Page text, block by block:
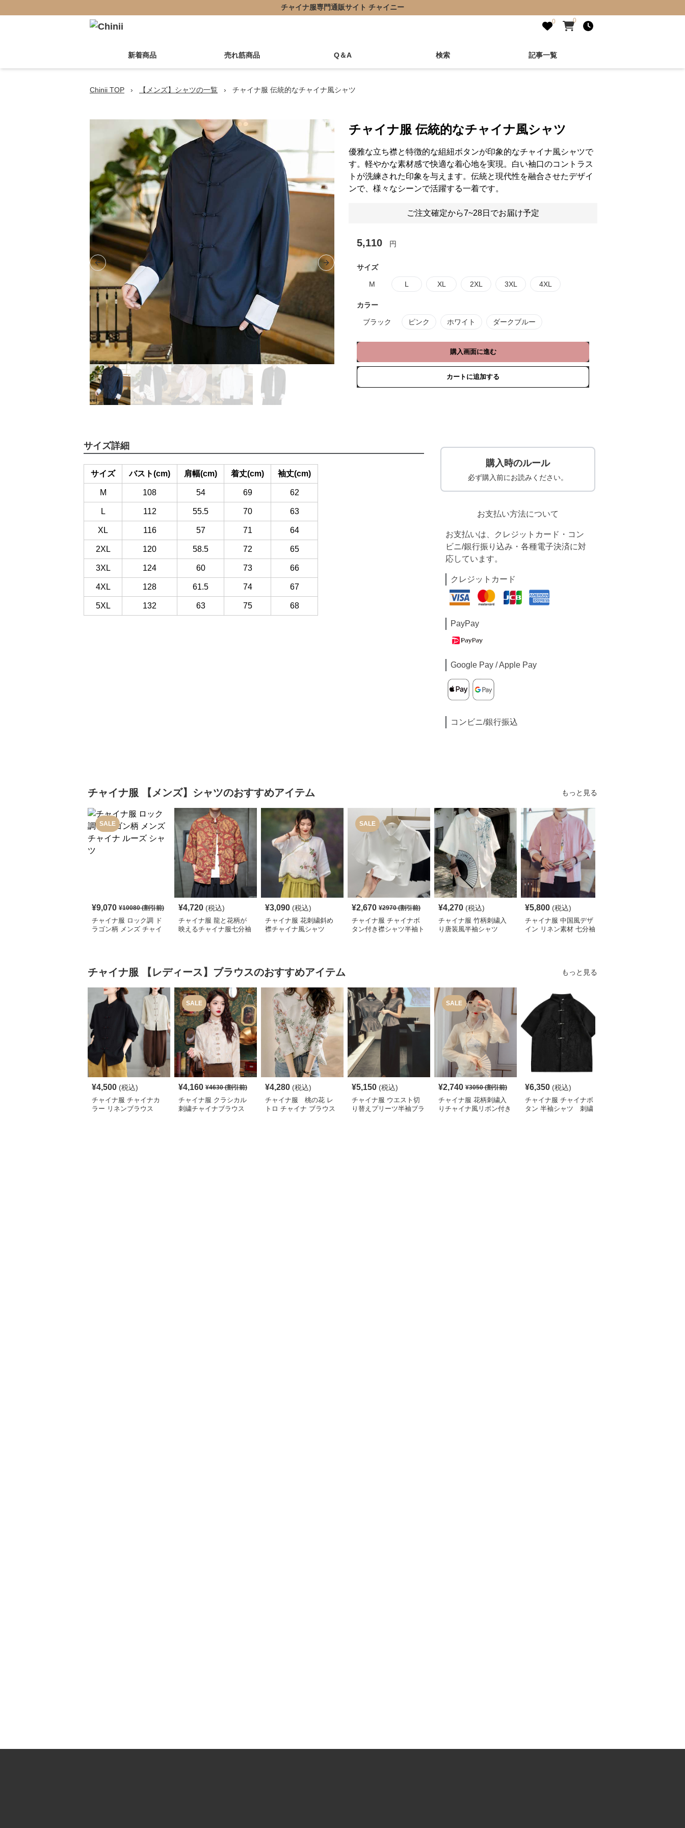
チャイナ服専門通販サイト チャイニー
0 0
新着商品 売れ筋商品 Q＆A 検索 記事一覧
Chinii TOP › 【メンズ】シャツの一覧 › チャイナ服 伝統的なチャイナ風シャツ
Previous slide Next slide
チャイナ服 伝統的なチャイナ風シャツ
優雅な立ち襟と特徴的な組紐ボタンが印象的なチャイナ風シャツで
す。軽やかな素材感で快適な着心地を実現。白い袖口のコントラス
トが洗練された印象を与えます。伝統と現代性を融合させたデザイ
ンで、様々なシーンで活躍する一着です。
ご注文確定から7~28日でお届け予定
5,110 円
サイズ
M L XL 2XL 3XL 4XL
カラー
ブラック ピンク ホワイト ダークブルー
購入画面に進む
カートに追加する
サイズ詳細
サイズ バスト(cm) 肩幅(cm) 着丈(cm) 袖丈(cm)
M 108 54 69 62
L 112 55.5 70 63
XL 116 57 71 64
2XL 120 58.5 72 65
3XL 124 60 73 66
4XL 128 61.5 74 67
5XL 132 63 75 68
購入時のルール
必ず購入前にお読みください。
お支払い方法について
お支払いは、クレジットカード・コン
ビニ/銀行振り込み・各種電子決済に対
応しています。
クレジットカード
PayPay
Google Pay / Apple Pay
コンビニ/銀行振込
チャイナ服 【メンズ】シャツのおすすめアイテム もっと見る
SALE
¥9,070 ¥10080(割引前)
チャイナ服 ロック調 ド
ラゴン柄 メンズ チャイ
¥4,720 (税込)
チャイナ服 龍と花柄が
映えるチャイナ服七分袖
¥3,090 (税込)
チャイナ服 花刺繍斜め
襟チャイナ風シャツ
SALE
¥2,670 ¥2970(割引前)
チャイナ服 チャイナボ
タン付き襟シャツ半袖ト
¥4,270 (税込)
チャイナ服 竹柄刺繍入
り唐装風半袖シャツ
¥5,800 (税込)
チャイナ服 中国風デザ
イン リネン素材 七分袖
チャイナ服 【レディース】ブラウスのおすすめアイテム もっと見る
¥4,500 (税込)
チャイナ服 チャイナカ
ラー リネンブラウス
SALE
¥4,160 ¥4630(割引前)
チャイナ服 クラシカル
刺繍チャイナブラウス
¥4,280 (税込)
チャイナ服 桃の花 レ
トロ チャイナ ブラウス
¥5,150 (税込)
チャイナ服 ウエスト切
り替えプリーツ半袖ブラ
SALE
¥2,740 ¥3050(割引前)
チャイナ服 花柄刺繍入
りチャイナ風リボン付き
¥6,350 (税込)
チャイナ服 チャイナボ
タン 半袖シャツ 刺繍